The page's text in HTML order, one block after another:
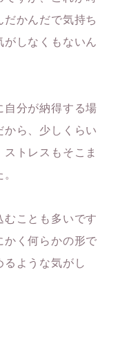
かんだで気持ち
しなくもないん
自分が納得する場
から、少しくらい
トレスもそこま
むことも多いです
かく何らかの形で
ような気がし